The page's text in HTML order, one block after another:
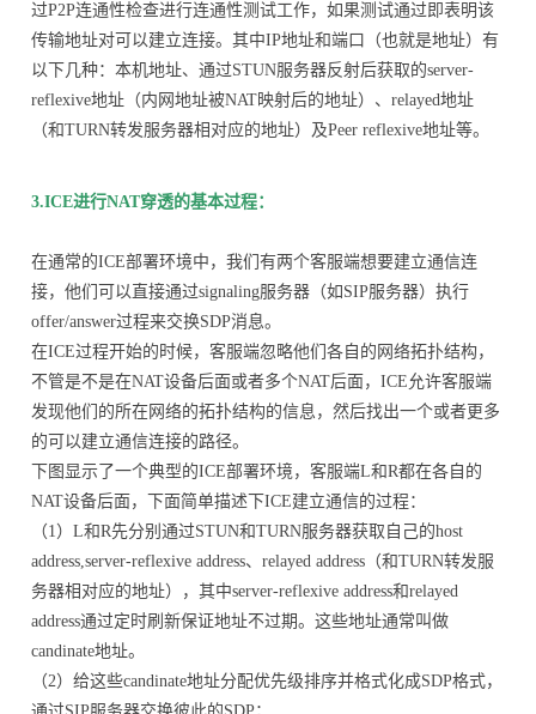
过P2P连通性检查进行连通性测试工作，如果测试通过即表明该
传输地址对可以建立连接。其中IP地址和端口（也就是地址）有
以下几种：本机地址、通过STUN服务器反射后获取的server-
reflexive地址（内网地址被NAT映射后的地址）、relayed地址
（和TURN转发服务器相对应的地址）及Peer reflexive地址等。
3.ICE进行NAT穿透的基本过程：
在通常的ICE部署环境中，我们有两个客服端想要建立通信连
接，他们可以直接通过signaling服务器（如SIP服务器）执行
offer/answer过程来交换SDP消息。
在ICE过程开始的时候，客服端忽略他们各自的网络拓扑结构，
不管是不是在NAT设备后面或者多个NAT后面，ICE允许客服端
发现他们的所在网络的拓扑结构的信息，然后找出一个或者更多
的可以建立通信连接的路径。
下图显示了一个典型的ICE部署环境，客服端L和R都在各自的
NAT设备后面，下面简单描述下ICE建立通信的过程：
（1）L和R先分别通过STUN和TURN服务器获取自己的host
address,server-reflexive address、relayed address（和TURN转发服
务器相对应的地址），其中server-reflexive address和relayed
address通过定时刷新保证地址不过期。这些地址通常叫做
candinate地址。
（2）给这些candinate地址分配优先级排序并格式化成SDP格式，